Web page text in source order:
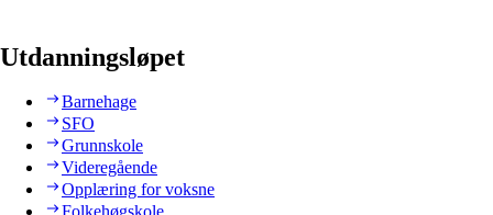
Utdanningsløpet
Barnehage
SFO
Grunnskole
Videregående
Opplæring for voksne
Folkehøgskole